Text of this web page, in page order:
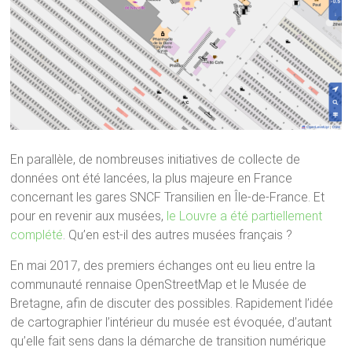
En parallèle, de nombreuses initiatives de collecte de
données ont été lancées, la plus majeure en France
concernant les gares SNCF Transilien en Île-de-France. Et
pour en revenir aux musées, le Louvre a été partiellement
complété . Qu’en est-il des autres musées français ?
En mai 2017, des premiers échanges ont eu lieu entre la
communauté rennaise OpenStreetMap et le Musée de
Bretagne, afin de discuter des possibles. Rapidement l’idée
de cartographier l’intérieur du musée est évoquée, d’autant
qu’elle fait sens dans la démarche de transition numérique